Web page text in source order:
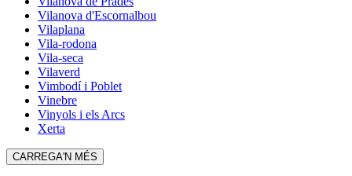
Vilanova d'Escornalbou
Vilaplana
Vila-rodona
Vila-seca
Vilaverd
Vimbodí i Poblet
Vinebre
Vinyols i els Arcs
Xerta
CARREGA'N MÉS